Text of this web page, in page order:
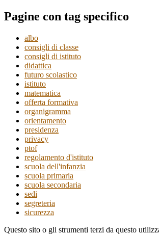
Pagine con tag specifico
albo
consigli di classe
consigli di istituto
didattica
futuro scolastico
istituto
matematica
offerta formativa
organigramma
orientamento
presidenza
privacy
ptof
regolamento d'istituto
scuola dell'infanzia
scuola primaria
scuola secondaria
sedi
segreteria
sicurezza
Questo sito o gli strumenti terzi da questo